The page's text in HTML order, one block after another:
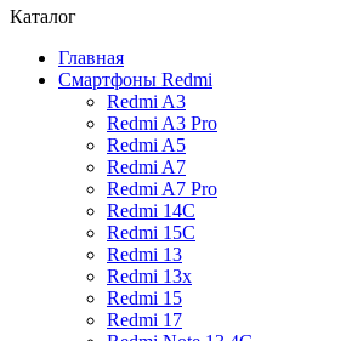
Каталог
Главная
Смартфоны Redmi
Redmi A3
Redmi A3 Pro
Redmi A5
Redmi A7
Redmi A7 Pro
Redmi 14C
Redmi 15C
Redmi 13
Redmi 13x
Redmi 15
Redmi 17